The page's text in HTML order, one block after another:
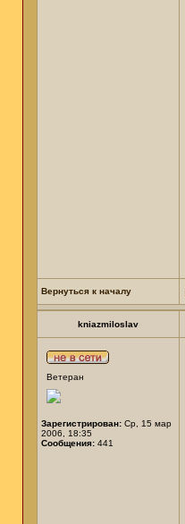
Вернуться к началу
kniazmiloslav
Ветеран
Зарегистрирован: Ср, 15 мар
2006, 18:35
Сообщения: 441